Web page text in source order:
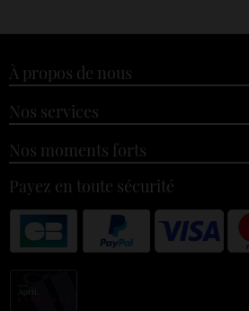
À propos de nous
Nos services
Nos moments forts
Payez en toute sécurité